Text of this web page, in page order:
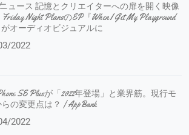
ニュース 記憶とクリエイターへの扉を開く映像
Night PlansのEP『When I Get My Playground
がオーディオビジュアルに
2022
SE Plusが「2022年登場」と業界筋。現行モ
の変更点は？ | AppBank
2022